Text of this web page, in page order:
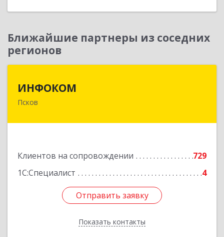
Ближайшие партнеры из соседних
регионов
ИНФОКОМ
Псков
Клиентов на сопровождении
729
1С:Специалист
4
Отправить заявку
Показать контакты
180000, Псковская обл, Псков г, Советская ул,
Отправить заявку
Назад